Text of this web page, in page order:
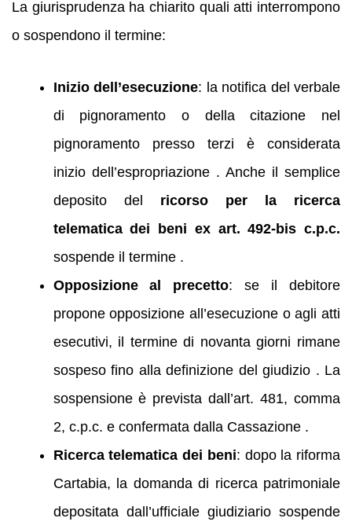
La giurisprudenza ha chiarito quali atti interrompono
o sospendono il termine:
Inizio dell’esecuzione: la notifica del verbale
di pignoramento o della citazione nel
pignoramento presso terzi è considerata
inizio dell’espropriazione . Anche il semplice
deposito del ricorso per la ricerca
telematica dei beni ex art. 492‑bis c.p.c.
sospende il termine .
Opposizione al precetto: se il debitore
propone opposizione all’esecuzione o agli atti
esecutivi, il termine di novanta giorni rimane
sospeso fino alla definizione del giudizio . La
sospensione è prevista dall’art. 481, comma
2, c.p.c. e confermata dalla Cassazione .
Ricerca telematica dei beni: dopo la riforma
Cartabia, la domanda di ricerca patrimoniale
depositata dall’ufficiale giudiziario sospende